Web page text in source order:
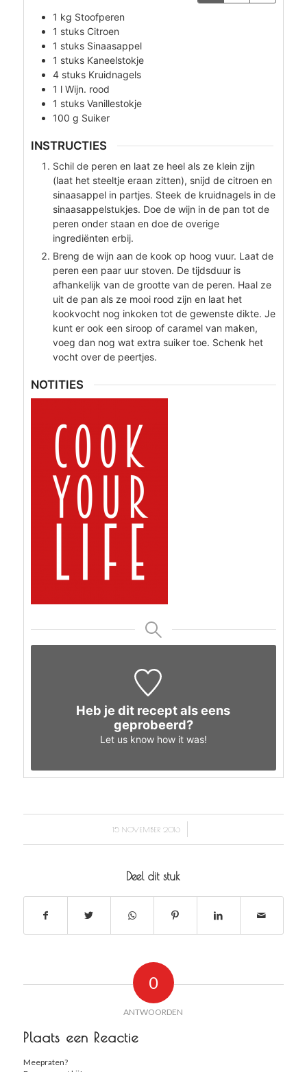
1 kg Stoofperen
1 stuks Citroen
1 stuks Sinaasappel
1 stuks Kaneelstokje
4 stuks Kruidnagels
1 l Wijn. rood
1 stuks Vanillestokje
100 g Suiker
INSTRUCTIES
Schil de peren en laat ze heel als ze klein zijn
(laat het steeltje eraan zitten), snijd de citroen en
sinaasappel in partjes. Steek de kruidnagels in de
sinaasappelstukjes. Doe de wijn in de pan tot de
peren onder staan en doe de overige
ingrediënten erbij.
Breng de wijn aan de kook op hoog vuur. Laat de
peren een paar uur stoven. De tijdsduur is
afhankelijk van de grootte van de peren. Haal ze
uit de pan als ze mooi rood zijn en laat het
kookvocht nog inkoken tot de gewenste dikte. Je
kunt er ook een siroop of caramel van maken,
voeg dan nog wat extra suiker toe. Schenk het
vocht over de peertjes.
NOTITIES
Heb je dit recept als eens
geprobeerd?
Let us knowhow it was!
15 NOVEMBER 2016
/
Deel dit stuk
0
ANTWOORDEN
Plaats een Reactie
Meepraten?